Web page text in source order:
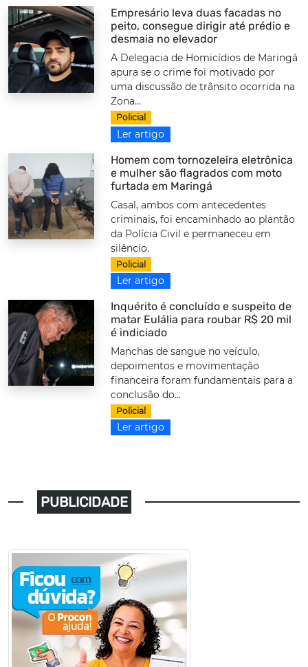
Empresário leva duas facadas no
peito, consegue dirigir até prédio e
desmaia no elevador
A Delegacia de Homicídios de Maringá
apura se o crime foi motivado por
uma discussão de trânsito ocorrida na
Zona...
Policial
Ler artigo
Homem com tornozeleira eletrônica
e mulher são flagrados com moto
furtada em Maringá
Casal, ambos com antecedentes
criminais, foi encaminhado ao plantão
da Polícia Civil e permaneceu em
silêncio.
Policial
Ler artigo
Inquérito é concluído e suspeito de
matar Eulália para roubar R$ 20 mil
é indiciado
Manchas de sangue no veículo,
depoimentos e movimentação
financeira foram fundamentais para a
conclusão do...
Policial
Ler artigo
PUBLICIDADE